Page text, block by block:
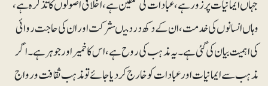
جہاں ایمانیات پر زور ہے، عبادات کی تلقین ہے، اخلاقی اصولوں کا تذکرہ ہے ،
وہاں انسانوں کی خدمت، ان کے دکھ درد میںشرکت اور ان کی حاجت روائی
کی اہمیت بیان کی گئی ہے۔ یہ مذہب کی روح ہے، اس کا خمیر اور جوہر ہے۔ اگر
مذہب سے ایمانیات اور عبادات کو خارج کردیا جائے تو مذہب ثقافت و رواج